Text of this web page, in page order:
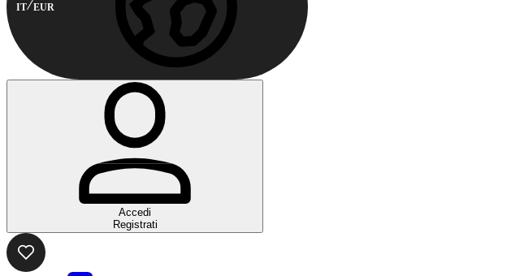
IT EUR
Accedi
Registrati